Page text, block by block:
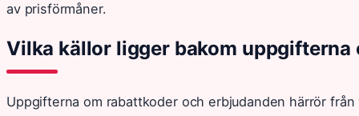
av prisförmåner.
Vilka källor ligger bakom uppgifterna
Uppgifterna om rabattkoder och erbjudanden härrör